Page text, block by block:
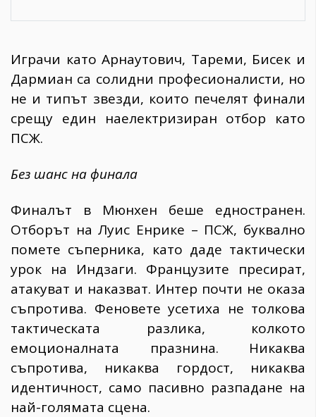
Играчи като Арнаутович, Тареми, Бисек и
Дармиан са солидни професионалисти, но
не и типът звезди, които печелят финали
срещу един наелектризиран отбор като
ПСЖ.
Без шанс на финала
Финалът в Мюнхен беше едностранен.
Отборът на Луис Енрике – ПСЖ, буквално
помете съперника, като даде тактически
урок на Индзаги. Французите пресират,
атакуват и наказват. Интер почти не оказа
съпротива. Феновете усетиха не толкова
тактическата разлика, колкото
емоционалната празнина. Никаква
съпротива, никаква гордост, никаква
идентичност, само пасивно разпадане на
най-голямата сцена.